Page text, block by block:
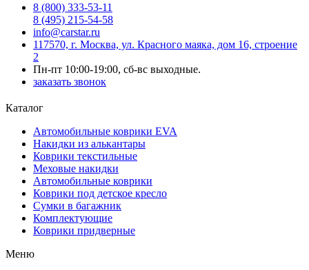
8 (800) 333-53-11
8 (495) 215-54-58
info@carstar.ru
117570, г. Москва, ул. Красного маяка, дом 16, строение
2
Пн-пт 10:00-19:00, сб-вс выходные.
заказать звонок
Каталог
Автомобильные коврики EVA
Накидки из алькантары
Коврики текстильные
Меховые накидки
Автомобильные коврики
Коврики под детское кресло
Сумки в багажник
Комплектующие
Коврики придверные
Меню